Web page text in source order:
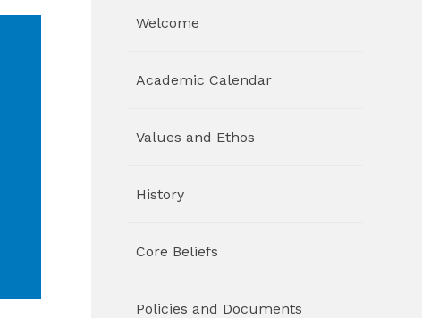
Welcome
Academic Calendar
Values and Ethos
History
Core Beliefs
Policies and Documents